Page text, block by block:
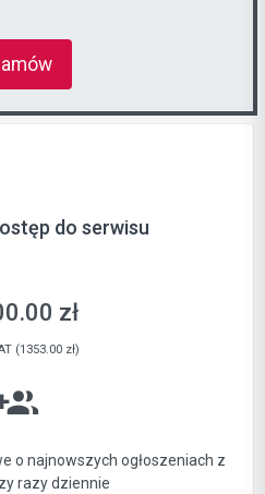
do serwisu
zł
(1353.00 zł)
o najnowszych ogłoszeniach z
razy dziennie